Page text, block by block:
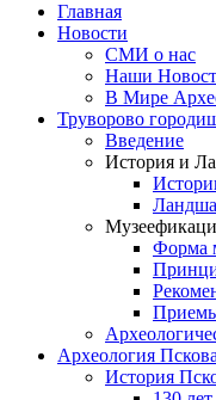
Главная
Новости
СМИ о нас
Наши
В Мире
Труворово
Введение
История и
Форма
Археология Пскова
История